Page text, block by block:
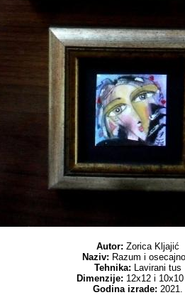
Autor: Zorica Kljajić
Naziv: Razum i
Tehnika: Lavirani tus
Dimenzije: 12x12 i
Godina izrade: 2021.